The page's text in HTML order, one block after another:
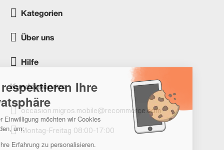
Kategorien
Über uns
Hilfe
Kundenservice
occasion.migros.mobile@recommerce.com
Montag-Freitag 08:00-17:00